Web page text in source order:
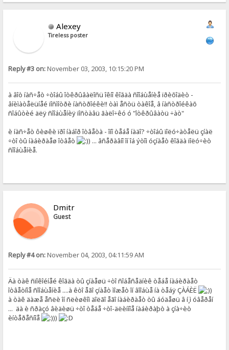
Alexey
Tireless poster
Reply #3 on:November 03, 2003, 10:15:20 PM
à âîò íàñ÷åò ÷òîáû îòêðûâàëîñü îêíî êîãäà ñîîáùåíèå ïðèõîäèò -
âíèìàòåëüíåé ïîñìîòðè íàñòðîéêè!! òàì åñòü òàêîå, â íàñòðîéêàõ
ñîáûòèé äëÿ ñîîáùåíèÿ ïîñòàâü ãàëî÷êó ó "îòêðûâàòü ÷àò"
è íàñ÷åò ôèøêè ïðî íàáîð îòâåòà - îíî òåáå íàäî? ÷òîáû ïîëó÷àòåëü çíàë
÷òî òû íàáèðàåø îòâåò
) ... âñåðàâíî îí îá ýòîì óçíàåò êîãäà ïîëó÷èò
ñîîáùåíèå.
Dmitr
Guest
Reply #4 on:November 04, 2003, 04:11:59 AM
Äà òàê ñïîêîéíåé êîãäà òû çíàåøü ÷òî ñîáåñåäíèê òåáå íàáèðàåò
îòâåòíîå ñîîáùåíèå ....à êòî åãî çíàåò ìîæåò îí âîîáùå íà òåáÿ ÇÀÁÈË
)
à òàê äàæå åñëè îí ñëèøêîì äîëãî åãî íàáèðàåò òû áóäåøü â í¸ì óâåðåí
... äà è ñðàçó âèäèøü ÷òî òåáå ÷òî-äëèííîå íàáèðàþò à çíà÷èò
èíòåðåñíîå
))